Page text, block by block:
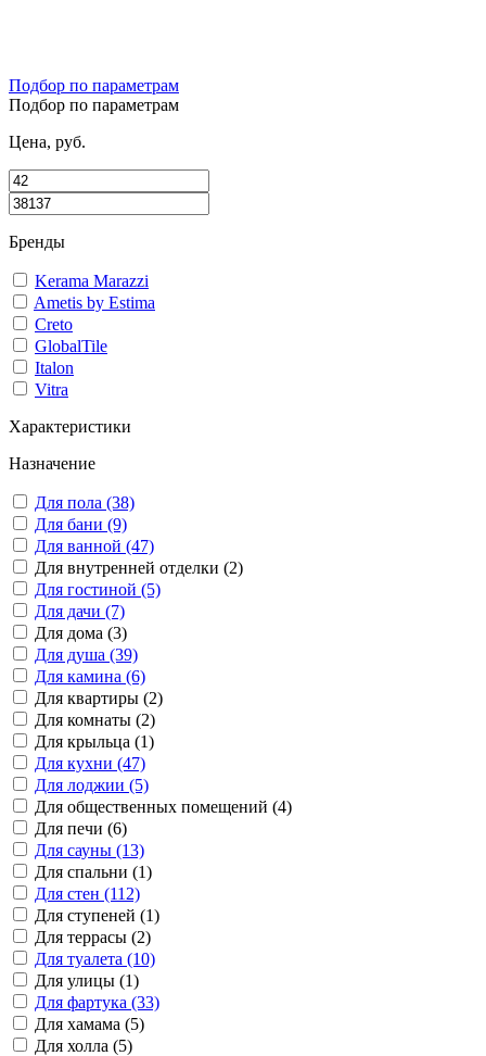
Подбор по параметрам
Подбор по параметрам
Цена, руб.
Бренды
Kerama Marazzi
Ametis by Estima
Creto
GlobalTile
Italon
Vitra
Характеристики
Назначение
Для пола (38)
Для бани (9)
Для ванной (47)
Для внутренней отделки (2)
Для гостиной (5)
Для дачи (7)
Для дома (3)
Для душа (39)
Для камина (6)
Для квартиры (2)
Для комнаты (2)
Для крыльца (1)
Для кухни (47)
Для лоджии (5)
Для общественных помещений (4)
Для печи (6)
Для сауны (13)
Для спальни (1)
Для стен (112)
Для ступеней (1)
Для террасы (2)
Для туалета (10)
Для улицы (1)
Для фартука (33)
Для хамама (5)
Для холла (5)